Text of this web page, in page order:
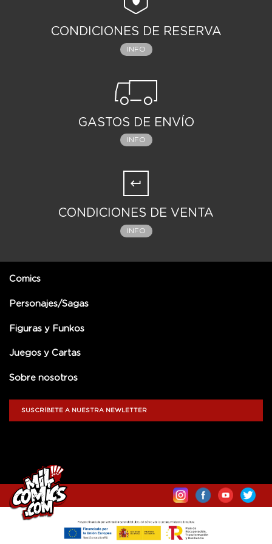
CONDICIONES DE RESERVA
INFO
GASTOS DE ENVÍO
INFO
CONDICIONES DE VENTA
INFO
Comics
Personajes/Sagas
Figuras y Funkos
Juegos y Cartas
Sobre nosotros
SUSCRÍBETE A NUESTRA NEWLETTER